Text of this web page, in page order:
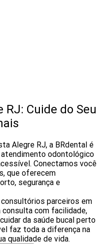
Cuide do Seu
Alegre RJ, a BRdental é
odontológico
Conectamos você
que oferecem
segurança e
parceiros em
consulta com facilidade,
da saúde bucal perto
faz toda a diferença na
qualidade de vida.